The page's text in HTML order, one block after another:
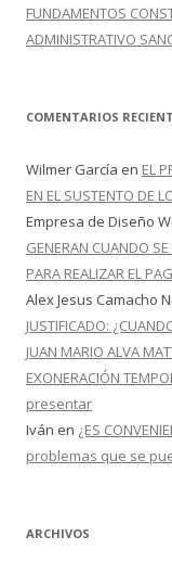
FUNDAMENTOS
ADMINISTRATIVO
COMENTARIOS
Wilmer García en EL
EN EL SUSTENTO DE
Empresa de Diseño
GENERAN CUANDO
PARA REALIZAR EL
Alex Jesus Camacho
JUSTIFICADO:
JUAN MARIO ALVA
EXONERACIÓN
presentar
Iván en ¿ES
problemas que se
ARCHIVOS